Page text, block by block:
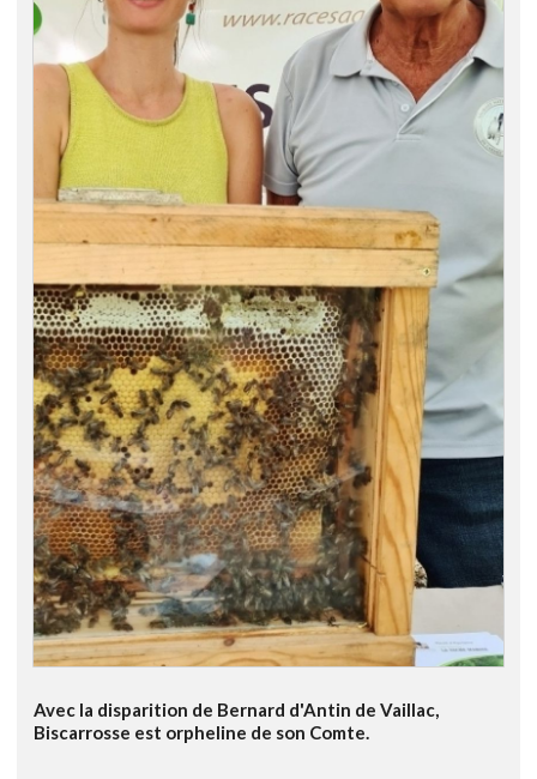
Avec la disparition de Bernard d'Antin de Vaillac,
Biscarrosse est orpheline de son Comte.